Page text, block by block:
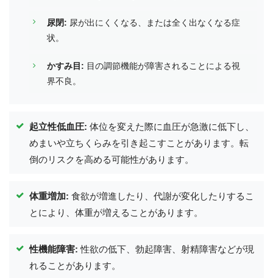
尿閉: 尿が出にくくなる、または全く出なくなる症
状。
かすみ目: 目の調節機能が障害されることによる視
界不良。
起立性低血圧: 体位を変えた際に血圧が急激に低下し、
めまいや立ちくらみを引き起こすことがあります。転
倒のリスクを高める可能性があります。
体重増加: 食欲が増進したり、代謝が変化したりするこ
とにより、体重が増えることがあります。
性機能障害: 性欲の低下、勃起障害、射精障害などが現
れることがあります。